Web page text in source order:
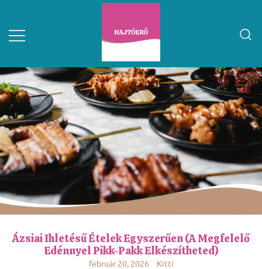
Ázsiai Ihletésű Ételek Egyszerűen (a Megfelelő
Edénnyel Pikk-Pakk Elkészítheted)
február 20, 2026 Kitti